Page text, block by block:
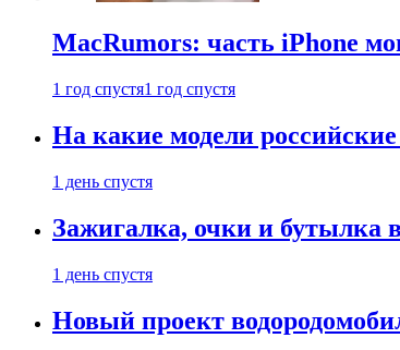
MacRumors: часть iPhone
1 год спустя1 год спустя
На какие модели
1 день спустя
Зажигалка, очки и бутылка
1 день спустя
Новый проект